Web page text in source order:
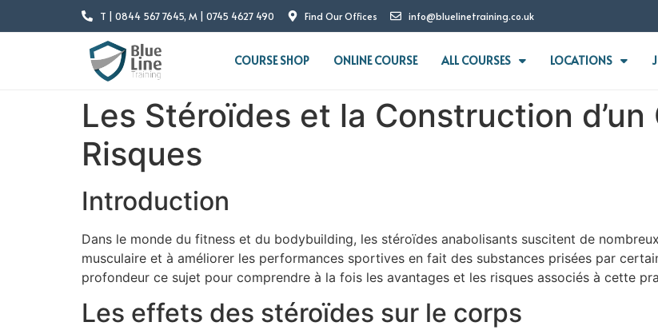
T | 0844 567 7645, M | 0745 4627 490 Find Our Offices info@bluelinetraining.co.uk
COURSE SHOP ONLINE COURSE ALL COURSES LOCATIONS
Les Stéroïdes et la Construction
Risques
Introduction
Dans le monde du fitness et du bodybuilding, les stéroïdes anabolisants suscitent de
musculaire et à améliorer les performances sportives en fait des substances prisées par
profondeur ce sujet pour comprendre à la fois les avantages et les risques associés à cette
Les effets des stéroïdes sur le corps